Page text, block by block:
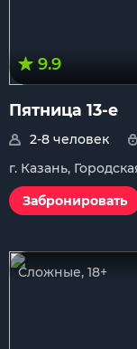
9.9
Пятница 13-е
2-8 человек
г. Казань,
Забронировать
Сложные, 18+